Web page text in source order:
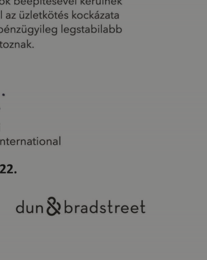
a munkamenet állapotának megőrzésére.
szerepel, és a webhely-elemzési jelentések
kiszámítására szolgál.
meglátogatott oldal egyedi értéket tárol és frissít,
nyomon követésére szolgál.
állítja be (amely a Google tulajdonában van), hogy
kör profiljának létrehozását és releváns hirdetések
része, és a kérelmek korlátozására szolgál